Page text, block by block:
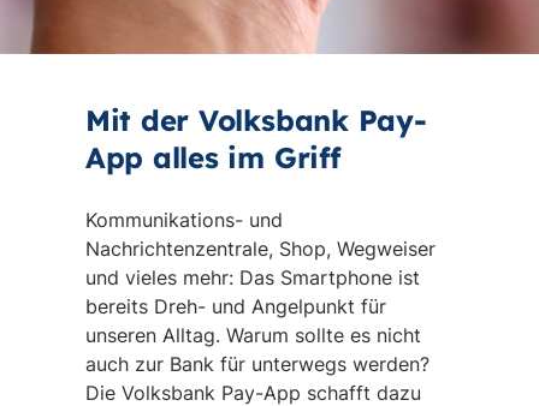
Mit der Volksbank Pay-
App alles im Griff
Kommunikations- und
Nachrichtenzentrale, Shop, Wegweiser
und vieles mehr: Das Smartphone ist
bereits Dreh- und Angelpunkt für
unseren Alltag. Warum sollte es nicht
auch zur Bank für unterwegs werden?
Die Volksbank Pay-App schafft dazu